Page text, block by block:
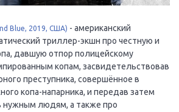
Blue, 2019, США) - американский
триллер-экшн про честную и
давшую отпор полицейскому
копам, засвидетельствовав
преступника, совершённое в
копа-напарника, и передав затем
нужным людям, а также про